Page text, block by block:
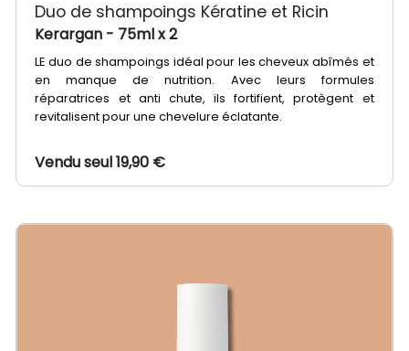
Duo de shampoings Kératine et Ricin
Kerargan - 75ml x 2
LE duo de shampoings idéal pour les cheveux abîmés et
en manque de nutrition. Avec leurs formules
réparatrices et anti chute, ils fortifient, protègent et
revitalisent pour une chevelure éclatante.
Vendu seul 19,90 €